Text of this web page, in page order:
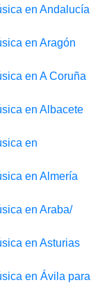
en Andalucía
en Aragón
en A Coruña
en Albacete
en
en Almería
en Araba/
en Asturias
en Ávila para